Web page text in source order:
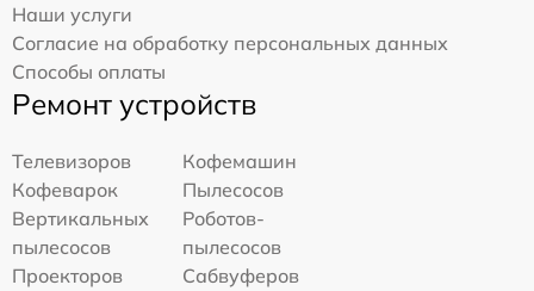
Наши услуги
Согласие на обработку персональных данных
Способы оплаты
Ремонт устройств
Телевизоров
Кофемашин
Кофеварок
Пылесосов
Вертикальных
пылесосов
Роботов-
пылесосов
Проекторов
Сабвуферов